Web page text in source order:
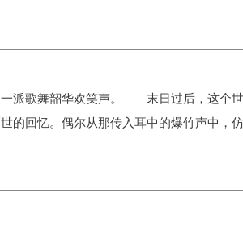
派歌舞韶华欢笑声。 末日过后，这个世
的回忆。偶尔从那传入耳中的爆竹声中，